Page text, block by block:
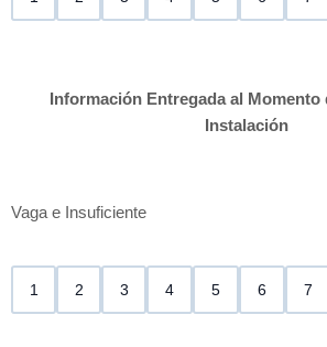
Información Entregada al Momento
Instalación
Vaga e Insuficiente
1 2 3 4 5 6 7